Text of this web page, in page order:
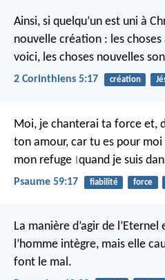
Ainsi, si quelqu’un est uni à
nouvelle création : les choses
voici, les choses nouvelles
2 Corinthiens 5:17 création
Moi, je chanterai ta force et,
ton amour, car tu es pour moi
mon refuge quand je suis
Psaume 59:17 fiabilité force
La manière d’agir de
l’homme intègre, mais elle
font le mal.